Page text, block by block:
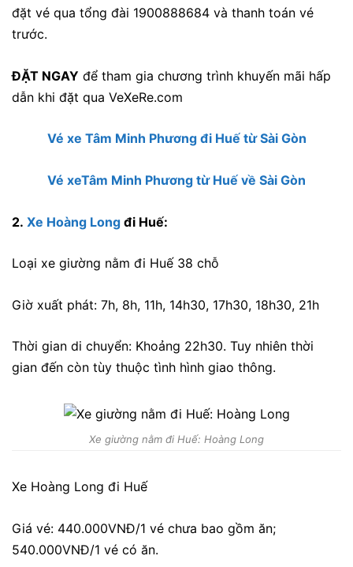
đặt vé qua tổng đài 1900888684 và thanh toán vé
trước.
ĐẶT NGAY để tham gia chương trình khuyến mãi hấp
dẫn khi đặt qua VeXeRe.com
Vé xe Tâm Minh Phương đi Huế từ Sài Gòn
Vé xeTâm Minh Phương từ Huế về Sài Gòn
2. Xe Hoàng Long đi Huế:
Loại xe giường nằm đi Huế 38 chỗ
Giờ xuất phát: 7h, 8h, 11h, 14h30, 17h30, 18h30, 21h
Thời gian di chuyển: Khoảng 22h30. Tuy nhiên thời
gian đến còn tùy thuộc tình hình giao thông.
Xe giường nằm đi Huế: Hoàng Long
Xe Hoàng Long đi Huế
Giá vé: 440.000VNĐ/1 vé chưa bao gồm ăn;
540.000VNĐ/1 vé có ăn.